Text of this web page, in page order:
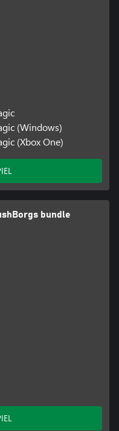
(Windows)
(Xbox One)
bundle